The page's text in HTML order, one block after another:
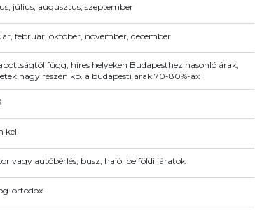
július, augusztus, szeptember
február, október, november, december
függ, híres helyeken Budapesthez hasonló árak,
nagy részén kb. a budapesti árak 70-80%-ax
kell
vagy autóbérlés, busz, hajó, belföldi járatok
ortodox